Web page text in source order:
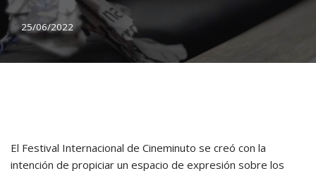
25/06/2022
El Festival Internacional de Cineminuto se creó con la
intención de propiciar un espacio de expresión sobre los